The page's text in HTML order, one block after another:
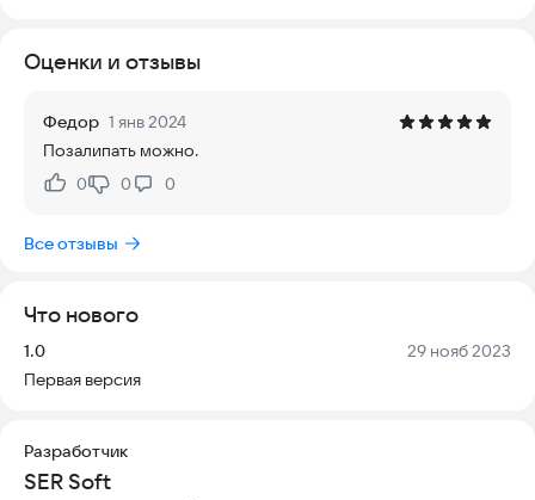
играть прямо сейчас!
Оценки и отзывы
Федор 1 янв 2024
Позалипать можно.
Нравится:
0Не нравится:
0 0
Все отзывы
Что нового
Версия:
1.0 Дата:
29 нояб 2023
Первая версия
Разработчик
SER Soft